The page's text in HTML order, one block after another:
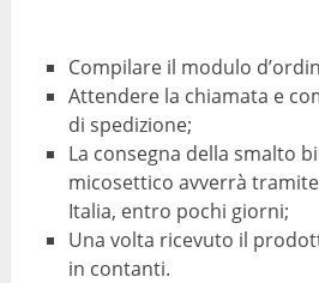
Compilare il modulo
Attendere la chiamata e
di spedizione;
La consegna della smalto
micosettico avverrà
Italia, entro pochi giorni;
Una volta ricevuto il
in contanti.